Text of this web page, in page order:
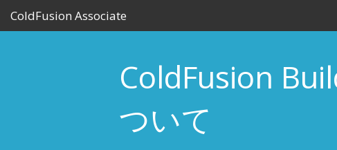
ColdFusion Associate
ColdFusion
ついて